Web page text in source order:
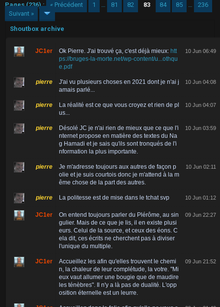
Pages (236) : « Précédent 1 81 82 83 84 85
236
Suivant »
Shoutbox archive
JC1er Ok Pierre. J'ai trouvé ça, c'est déjà mieux: htt
ps://bruges-la-morte.net/wp-content/u...othqu
e.pdf
10 Jun 06:49
pierre
J'ai vu plusieurs choses en 2021 dont je n'ai j
amais parlé...
10 Jun 04:08
pierre
La réalité est ce que vous croyez et rien de pl
us...
10 Jun 04:07
pierre
Désolé JC je n'ai rien de mieux que ce que l'i
nternet propose en matière des textes du Na
g Hamadi et je sais qu'ils sont tronqués de l'i
nformation la plus importante.
10 Jun 03:59
pierre
Je m'adresse toujours aux autres de façon p
olie et je suis courtois donc je m'attend à la m
ême chose de la part des autres.
10 Jun 02:11
pierre La politesse est de mise dans le tchat svp 10 Jun 01:12
JC1er
On entend toujours parler du Plérôme, au sin
gulier. Mais de ce que je lis, il en existe plusi
eurs. Celui de la source, et ceux des éons. C
ela dit, ces écrits ne cherchent pas à diviser
l'unique du multiple.
09 Jun 22:27
JC1er
Accueillez les afin qu'elles trouvent le chemi
n, la chaleur de leur complétude, la votre. "Mi
eux vaut allumer une bougie que de maudire
les ténèbres". Il n'y a là pas de dualité. L'opp
osition éternelle est un leurre.
09 Jun 21:52